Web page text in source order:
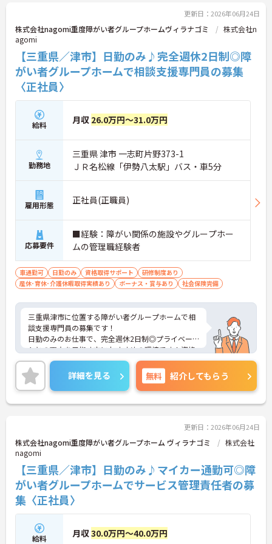
更新日：2026年06月24日
株式会社nagomi重度障がい者グループホームヴィラナゴミ
株式会社n
agomi
【三重県／津市】日勤のみ♪完全週休2日制◎障
がい者グループホームで相談支援専門員の募集
〈正社員〉
給料 月収 26.0万円～31.0万円
勤務地
三重県 津市 一志町片野373-1
ＪＲ名松線「伊勢八太駅」バス・車5分
雇用形態 正社員(正職員)
応募要件
■経験：障がい関係の施設やグループホー
ムの管理職経験者
車通勤可 日勤のみ 資格取得サポート
研修制度あり
産休･育休･介護休暇取得実績あり
ボーナス・賞与あり 社会保険完備
三重県津市に位置する障がい者グループホームで相
談支援専門員の募集です！
日勤のみのお仕事で、完全週休2日制◎プライベー
トとの両立を目指す方におすすめの環境です！資格
取得支援制度もあるため働きながら取得可能でご自
身のスキルアップもできます！フォロー体制もあ
り、経験に関わらず安心してスタートできます。
こちらの求人にご興味がございましたら面接のポイ
ントもお伝えしますので是非ご応募お待ちしており
詳細を見る 無料 紹介してもらう
更新日：2026年06月24日
株式会社nagomi重度障がい者グループホーム ヴィラナゴミ
株式会社
nagomi
【三重県／津市】日勤のみ♪マイカー通勤可◎障
がい者グループホームでサービス管理責任者の募
集〈正社員〉
給料 月収30.0万円～40.0万円